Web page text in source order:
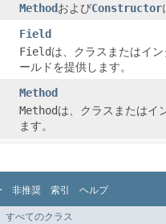
MethodおよびConstructor
Field
Fieldは、クラスまたはイ
ールドを提供します。
Method
Methodは、クラスまたはイ
ます。
非推奨 索引 ヘルプ
すべてのクラス